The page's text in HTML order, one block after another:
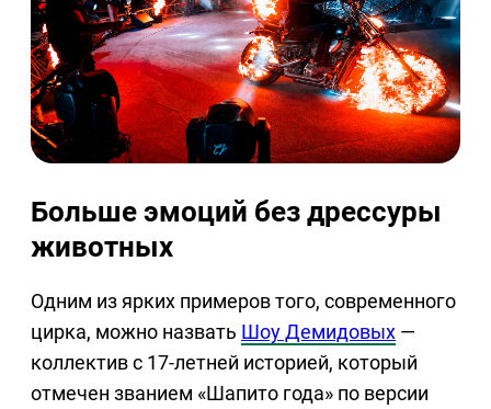
Больше эмоций без дрессуры
животных
Одним из ярких примеров того, современного
цирка, можно назвать Шоу Демидовых —
коллектив с 17-летней историей, который
отмечен званием «Шапито года» по версии